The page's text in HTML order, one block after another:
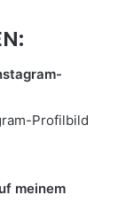
Profilbild
meinem